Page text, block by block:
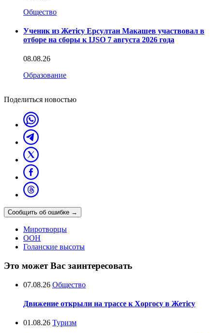
Общество
Ученик из Жетісу Ерсултан Макашев участвовал в
отборе на сборы к IJSO 7 августа 2026 года
08.08.26
Образование
Поделиться новостью
Сообщить об ошибке →
Миротворцы
ООН
Голанские высоты
Это может Вас заинтересовать
07.08.26 Общество
Движение открыли на трассе к Хоргосу в Жетісу
01.08.26 Туризм